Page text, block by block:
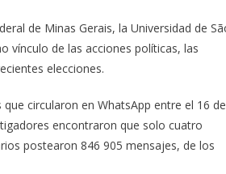
de Minas Gerais, la Universidad de
vínculo de las acciones políticas, las
elecciones.
circularon en WhatsApp entre el 16 de
encontraron que solo cuatro
postearon 846 905 mensajes, de los